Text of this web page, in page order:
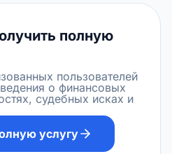
полную
пользователей
о финансовых
судебных исках и
услугу